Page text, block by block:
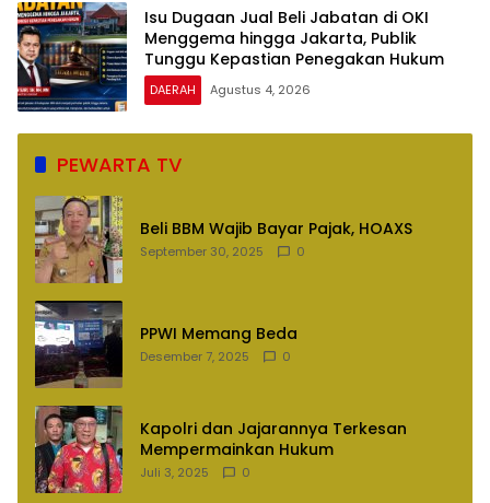
Isu Dugaan Jual Beli Jabatan di OKI
Menggema hingga Jakarta, Publik
Tunggu Kepastian Penegakan Hukum
DAERAH Agustus 4, 2026
PEWARTA TV
Beli BBM Wajib Bayar Pajak, HOAXS
September 30, 2025 0
PPWI Memang Beda
Desember 7, 2025 0
Kapolri dan Jajarannya Terkesan
Mempermainkan Hukum
Juli 3, 2025 0